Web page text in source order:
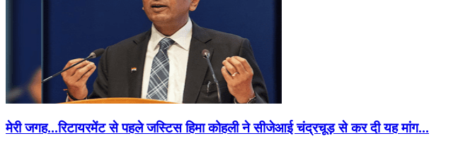
मेरी जगह…रिटायरमेंट से पहले जस्टिस हिमा कोहली ने सीजेआई चंद्रचूड़ से कर दी यह मांग…